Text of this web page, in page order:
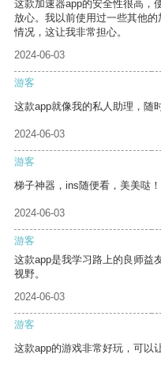
这款加速器app的安全性很高，
放心。我以前使用过一些其他
情况，这让我非常担心。
2024-06-03
游客
这款app就像我的私人助理，随
2024-06-03
游客
梯子神器，ins随便看，美美哒！
2024-06-03
游客
这款app是我学习路上的良师益
视野。
2024-06-03
游客
这款app的游戏非常好玩，可以